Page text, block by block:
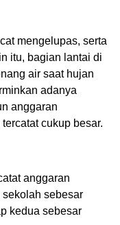
mengelupas, serta
itu, bagian lantai di
air saat hujan
adanya
anggaran
cukup besar.
anggaran
sebesar
kedua sebesar